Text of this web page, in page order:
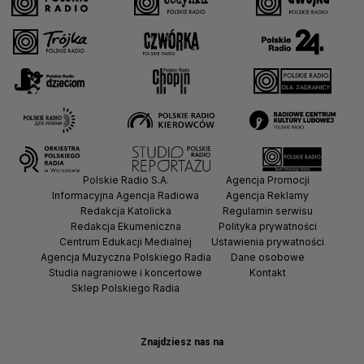
Znajdziesz nas na
Polskie Radio S.A.
Informacyjna Agencja Radiowa
Redakcja Katolicka
Redakcja Ekumeniczna
Centrum Edukacji Medialnej
Agencja Muzyczna Polskiego Radia
Studia nagraniowe i koncertowe
Sklep Polskiego Radia
Agencja Promocji
Agencja Reklamy
Regulamin serwisu
Polityka prywatności
Ustawienia prywatności
Dane osobowe
Kontakt